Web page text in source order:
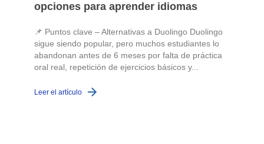
opciones para aprender idiomas
📌 Puntos clave – Alternativas a Duolingo Duolingo
sigue siendo popular, pero muchos estudiantes lo
abandonan antes de 6 meses por falta de práctica
oral real, repetición de ejercicios básicos y...
Leer el artículo